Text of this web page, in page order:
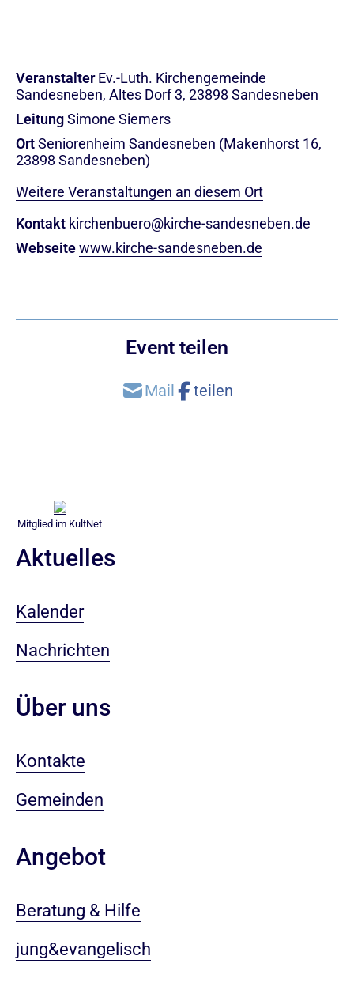
Veranstalter Ev.-Luth. Kirchengemeinde
Sandesneben, Altes Dorf 3, 23898 Sandesneben
LeitungSimone Siemers
OrtSeniorenheim Sandesneben (Makenhorst 16,
23898 Sandesneben)
Weitere Veranstaltungen an diesem Ort
Kontakt kirchenbuero@kirche-sandesneben.de
Webseitewww.kirche-sandesneben.de
Event teilen
Mitglied im KultNet
Aktuelles
Kalender
Nachrichten
Über uns
Kontakte
Gemeinden
Angebot
Beratung & Hilfe
jung&evangelisch